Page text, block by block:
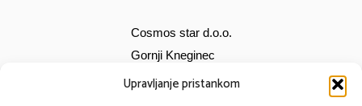
Upravljanje pristankom
Cosmos star d.o.o.
Gornji Kneginec
Bana Jelačića 12